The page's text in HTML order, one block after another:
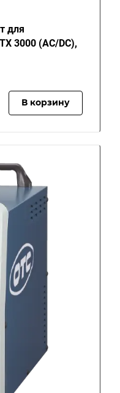
для
3000 (AC/DC),
В корзину